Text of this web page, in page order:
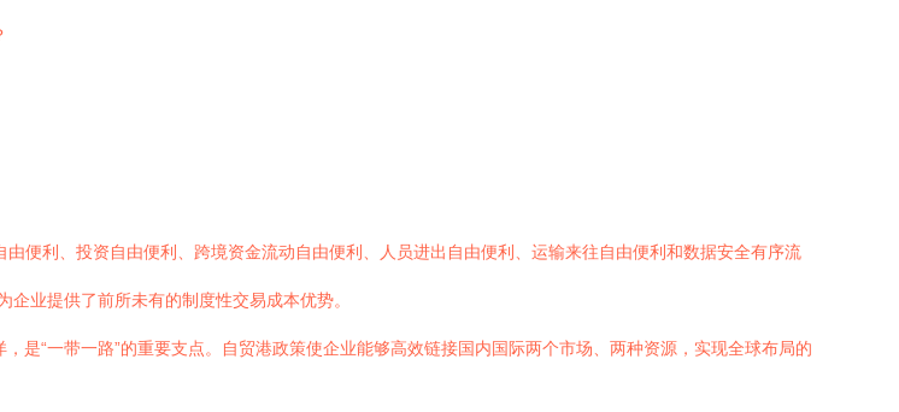
由便利、投资自由便利、跨境资金流动自由便利、人员进出自由便利、运输来往自由便利和数据安全有序流
业提供了前所未有的制度性交易成本优势。
是“一带一路”的重要支点。自贸港政策使企业能够高效链接国内国际两个市场、两种资源，实现全球布局的